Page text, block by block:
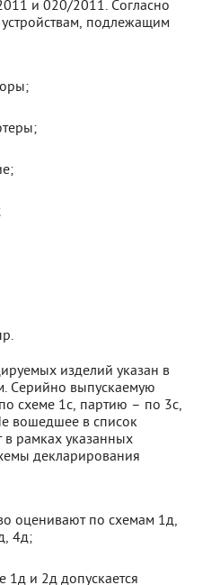
и 020/2011. Согласно
подлежащим
изделий указан в
Серийно выпускаемую
схеме 1с, партию – по 3с,
вошедшее в список
рамках указанных
декларирования
оценивают по схемам 1д,
4д;
1д и 2д допускается